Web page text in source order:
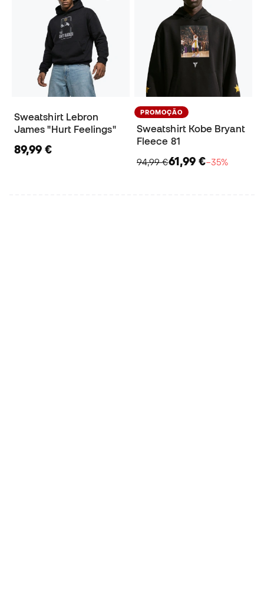
Sweatshirt Lebron
James "Hurt Feelings"
89,99 €
PROMOÇÃO
Sweatshirt Kobe Bryant
Fleece 81
94,99 €61,99 €−35%